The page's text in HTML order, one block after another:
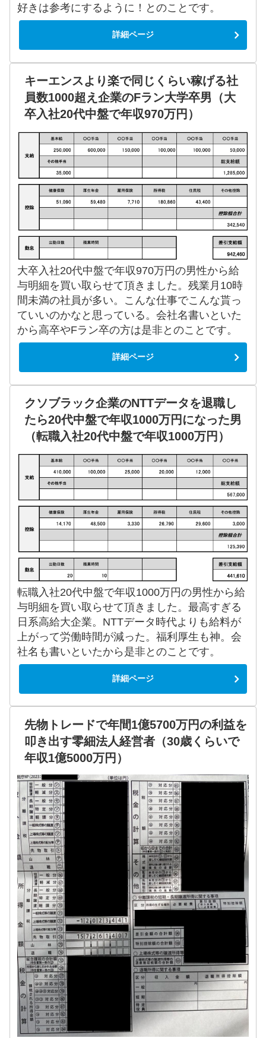
好きは参考にするように！とのことです。
詳細ページ
キーエンスより楽で同じくらい稼げる社
員数1000超え企業のFラン大学卒男（大
卒入社20代中盤で年収970万円）
大卒入社20代中盤で年収970万円の男性から給
与明細を買い取らせて頂きました。残業月10時
間未満の社員が多い。こんな仕事でこんな貰っ
ていいのかなと思っている。会社名書いといた
から高卒やFラン卒の方は是非とのことです。
詳細ページ
クソブラック企業のNTTデータを退職し
たら20代中盤で年収1000万円になった男
（転職入社20代中盤で年収1000万円）
転職入社20代中盤で年収1000万円の男性から給
与明細を買い取らせて頂きました。最高すぎる
日系高給大企業。NTTデータ時代よりも給料が
上がって労働時間が減った。福利厚生も神。会
社名も書いといたから是非とのことです。
詳細ページ
先物トレードで年間1億5700万円の利益を
叩き出す零細法人経営者（30歳くらいで
年収1億5000万円）